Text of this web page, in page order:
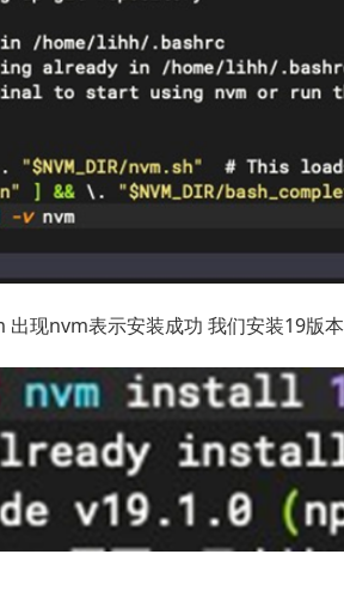
现nvm表示安装成功 我们安装19版